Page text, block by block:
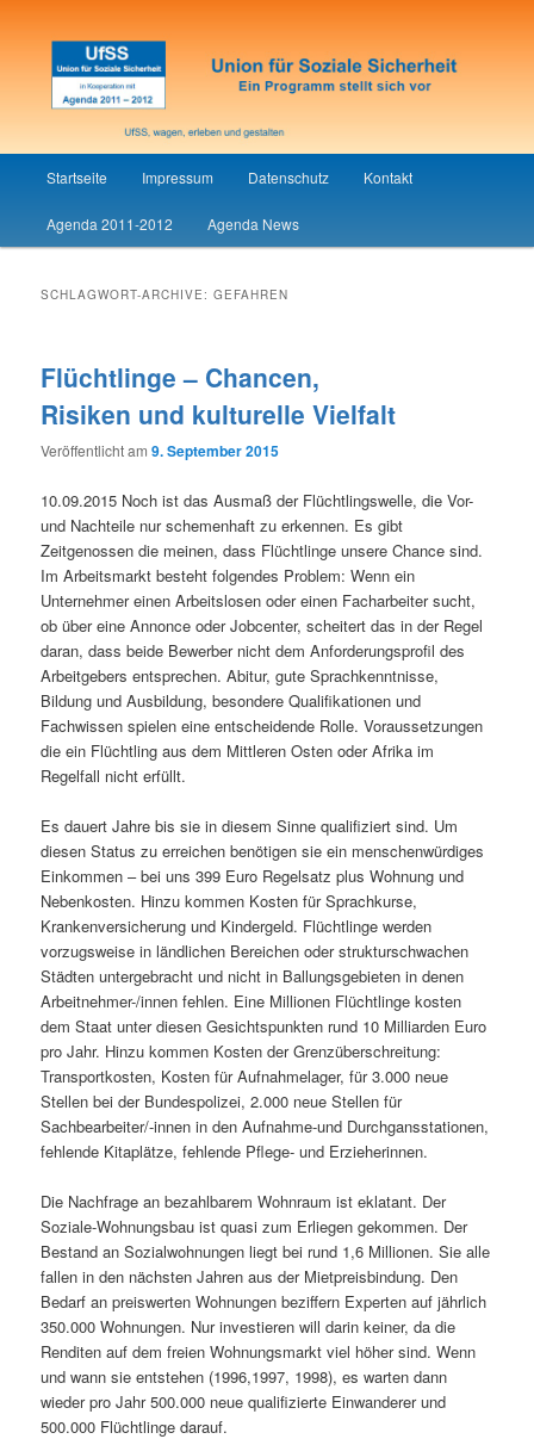
UfSS
Zum
Inhalt
Zum
sekundären
Startseite Impressum Datenschutz Kontakt
Agenda 2011-2012 Agenda News
SCHLAGWORT-ARCHIVE:GEFAHREN
Flüchtlinge – Chancen,
Risiken und kulturelle Vielfalt
Veröffentlicht am9. September 2015
10.09.2015 Noch ist das Ausmaß der Flüchtlingswelle, die Vor-
und Nachteile nur schemenhaft zu erkennen. Es gibt
Zeitgenossen die meinen, dass Flüchtlinge unsere Chance sind.
Im Arbeitsmarkt besteht folgendes Problem: Wenn ein
Unternehmer einen Arbeitslosen oder einen Facharbeiter sucht,
ob über eine Annonce oder Jobcenter, scheitert das in der Regel
daran, dass beide Bewerber nicht dem Anforderungsprofil des
Arbeitgebers entsprechen. Abitur, gute Sprachkenntnisse,
Bildung und Ausbildung, besondere Qualifikationen und
Fachwissen spielen eine entscheidende Rolle. Voraussetzungen
die ein Flüchtling aus dem Mittleren Osten oder Afrika im
Regelfall nicht erfüllt.
Es dauert Jahre bis sie in diesem Sinne qualifiziert sind. Um
diesen Status zu erreichen benötigen sie ein menschenwürdiges
Einkommen – bei uns 399 Euro Regelsatz plus Wohnung und
Nebenkosten. Hinzu kommen Kosten für Sprachkurse,
Krankenversicherung und Kindergeld. Flüchtlinge werden
vorzugsweise in ländlichen Bereichen oder strukturschwachen
Städten untergebracht und nicht in Ballungsgebieten in denen
Arbeitnehmer-/innen fehlen. Eine Millionen Flüchtlinge kosten
dem Staat unter diesen Gesichtspunkten rund 10 Milliarden Euro
pro Jahr. Hinzu kommen Kosten der Grenzüberschreitung:
Transportkosten, Kosten für Aufnahmelager, für 3.000 neue
Stellen bei der Bundespolizei, 2.000 neue Stellen für
Sachbearbeiter/-innen in den Aufnahme-und Durchgansstationen,
fehlende Kitaplätze, fehlende Pflege- und Erzieherinnen.
Die Nachfrage an bezahlbarem Wohnraum ist eklatant. Der
Soziale-Wohnungsbau ist quasi zum Erliegen gekommen. Der
Bestand an Sozialwohnungen liegt bei rund 1,6 Millionen. Sie alle
fallen in den nächsten Jahren aus der Mietpreisbindung. Den
Bedarf an preiswerten Wohnungen beziffern Experten auf jährlich
350.000 Wohnungen. Nur investieren will darin keiner, da die
Renditen auf dem freien Wohnungsmarkt viel höher sind. Wenn
und wann sie entstehen (1996,1997, 1998), es warten dann
wieder pro Jahr 500.000 neue qualifizierte Einwanderer und
500.000 Flüchtlinge darauf.